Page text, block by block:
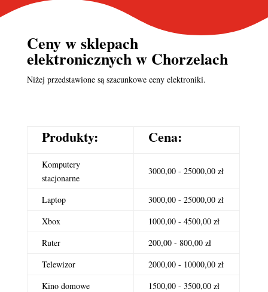
Ceny wsklepach
elektronicznychw Chorzelach
Niżej przedstawione są szacunkowe ceny elektroniki.
Produkty: Cena:
Komputery
stacjonarne
3000,00 - 25000,00 zł
Laptop
3000,00 - 25000,00 zł
Xbox
1000,00 - 4500,00 zł
Ruter
200,00 - 800,00 zł
Telewizor
2000,00 - 10000,00 zł
Kino domowe
1500,00 - 3500,00 zł